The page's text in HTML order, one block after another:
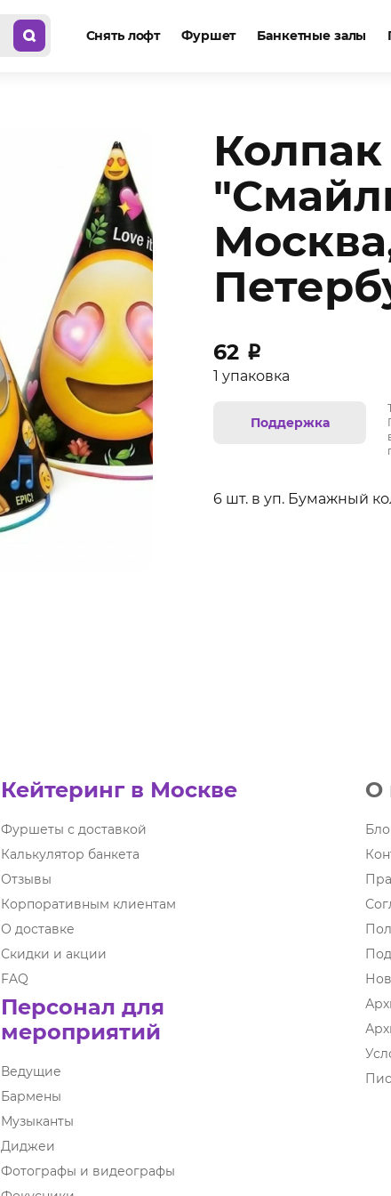
Снять лофт Фуршет Банкетные залы
Колпак
62 ₽
1 упаковка
Поддержка
6 шт. в уп. Бумажный
Кейтеринг в Москве
Фуршеты с доставкой
Калькулятор банкета
Отзывы
Корпоративным клиентам
О доставке
Скидки и акции
FAQ
Персонал для
мероприятий
Ведущие
Бармены
Музыканты
Диджеи
Фотографы и видеографы
О